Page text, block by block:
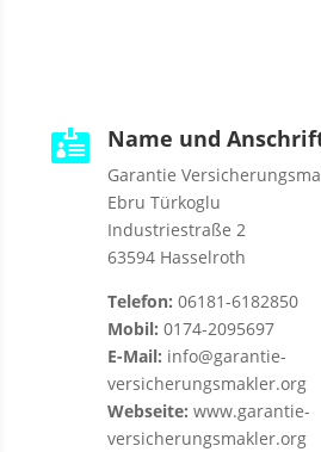
 Name und
Garantie
Ebru Türkoglu
Industriestraße 2
63594 Hasselroth
Telefon: 06181-6182850
Mobil: 0174-2095697
E-Mail: info@garantie-
versicherungsmakler.org
Webseite: www.garantie-
versicherungsmakler.org